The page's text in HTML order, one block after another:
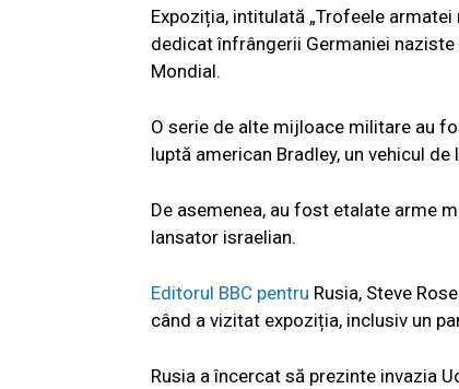
Expoziția, intitulată „Trofeele
dedicat înfrângerii Germaniei
Mondial.
O serie de alte mijloace militare au
luptă american Bradley, un vehicul
De asemenea, au fost etalate arme
lansator israelian.
Editorul BBC pentru Rusia, Steve
când a vizitat expoziția, inclusiv un
Rusia a încercat să prezinte invazia